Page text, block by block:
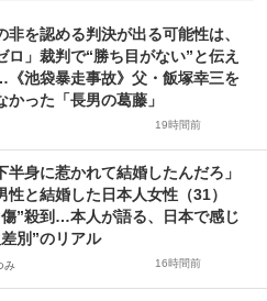
非を認める判決が出る可能性は、
ロ」裁判で“勝ち目がない”と伝え
《池袋暴走事故》父・飯塚幸三を
かった「長男の葛藤」
19時間前
半身に惹かれて結婚したんだろ」
性と結婚した日本人女性（31）
”殺到…本人が語る、日本で感じ
別”のリアル
み 16時間前